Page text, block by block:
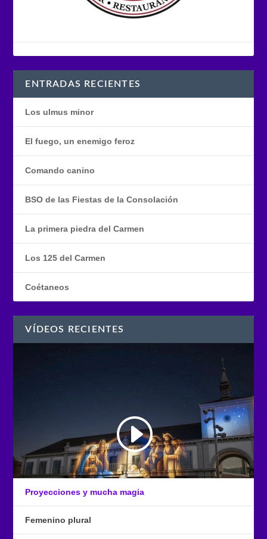
ENTRADAS RECIENTES
Los ulmus minor
El fuego, un enemigo feroz
Comando canino
BSO de las Fiestas de la Consolación
La primera piedra del Carmen
Los 125 del Carmen
Coétaneos
VÍDEOS RECIENTES
Proyecciones y mucha magia
Femenino plural